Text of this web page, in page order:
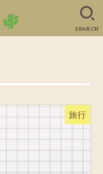
SEARCH
旅行